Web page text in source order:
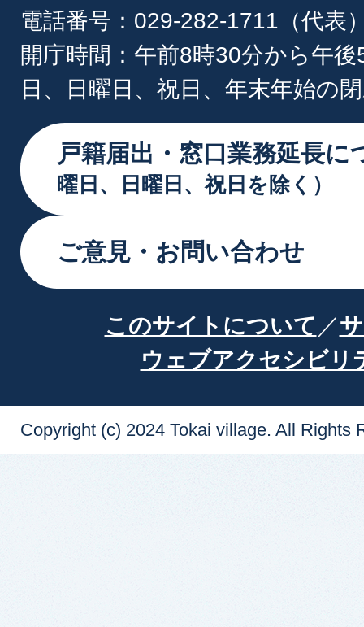
電話番号：029-282-1711（代表
開庁時間：午前8時30分から午
日、日曜日、祝日、年末年始の
戸籍届出・窓口業務延長に
曜日、日曜日、祝日を除く）
ご意見・お問い合わせ
このサイトについて
ウェブアクセシビリ
Copyright (c) 2024 Tokai village. All Rights